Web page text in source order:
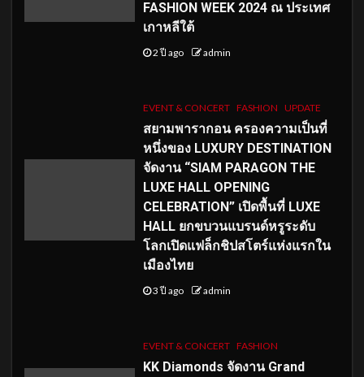
FASHION WEEK 2024 ณ ประเทศ
เกาหลีใต้
2 ปี ago admin
EVENT & CONCERT FASHION UPDATE
สยามพารากอน ครองความเป็นที่
หนึ่งของ LUXURY DESTINATION
จัดงาน “SIAM PARAGON THE
LUXE HALL OPENING
CELEBRATION” เปิดพื้นที่ LUXE
HALL ยกขบวนแบรนด์หรูระดับ
โลกเปิดแฟล็กชิปสโตร์แห่งแรกใน
เมืองไทย
3 ปี ago admin
EVENT & CONCERT FASHION
KK Diamonds จัดงาน Grand